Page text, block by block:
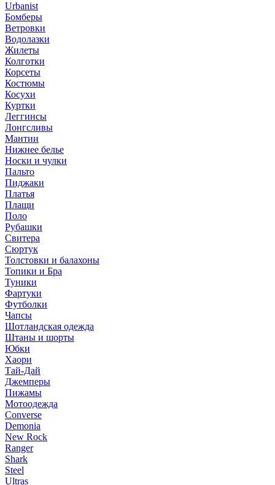
Urbanist
Бомберы
Ветровки
Водолазки
Жилеты
Колготки
Корсеты
Костюмы
Косухи
Куртки
Леггинсы
Лонгсливы
Мантии
Нижнее белье
Носки и чулки
Пальто
Пиджаки
Платья
Плащи
Поло
Рубашки
Свитера
Сюртук
Толстовки и балахоны
Топики и Бра
Туники
Фартуки
Футболки
Чапсы
Шотландская одежда
Штаны и шорты
Юбки
Хаори
Тай-Дай
Джемперы
Пижамы
Мотоодежда
Converse
Demonia
New Rock
Ranger
Shark
Steel
Ultras